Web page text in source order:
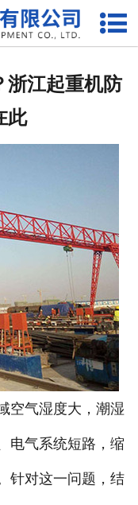
网站首页
新闻资讯
联系我们
浙江起重机防
此
气湿度大，潮湿
电气系统短路，缩
针对这一问题，结